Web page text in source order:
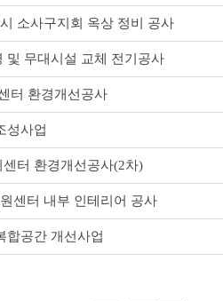
소사구지회 옥상 정비 공사
및 무대시설 교체 전기공사
터 환경개선공사
성사업
터 환경개선공사(2차)
센터 내부 인테리어 공사
합공간 개선사업